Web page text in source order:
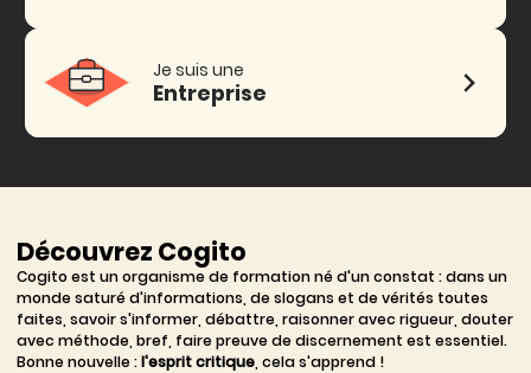
Je suis une
Entreprise
Découvrez Cogito
Cogito est un organisme de formation né d'un constat : dans un
monde saturé d'informations, de slogans et de vérités toutes
faites, savoir s'informer, débattre, raisonner avec rigueur, douter
avec méthode, bref, faire preuve de discernement est essentiel.
Bonne nouvelle :l'esprit critique , cela s'apprend !